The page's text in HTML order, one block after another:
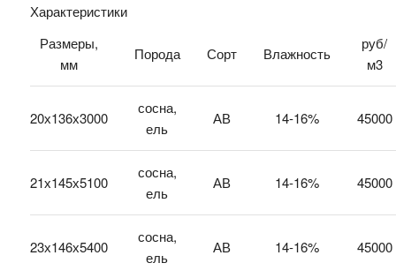
Характеристики
Размеры,
мм
Порода Сорт Влажность
руб/
м3
20х136х3000
сосна,
ель
АВ 14-16% 45000
21х145х5100
сосна,
ель
АВ 14-16% 45000
23х146х5400
сосна,
ель
АВ 14-16% 45000